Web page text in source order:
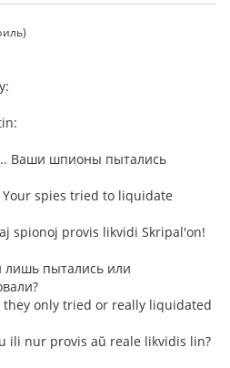
Ваши шпионы пытались
spies tried to liquidate
spionoj provis likvidi Skripal'on!
лишь пытались или
they only tried or really liquidated
ili nur provis aŭ reale likvidis lin?